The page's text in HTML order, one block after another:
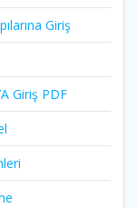
Giriş
Giriş PDF